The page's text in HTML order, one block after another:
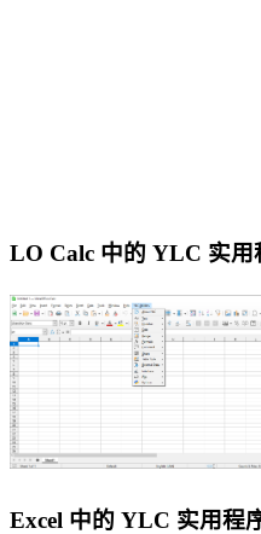
LO Calc 中的 YLC 实用
Excel 中的 YLC 实用程